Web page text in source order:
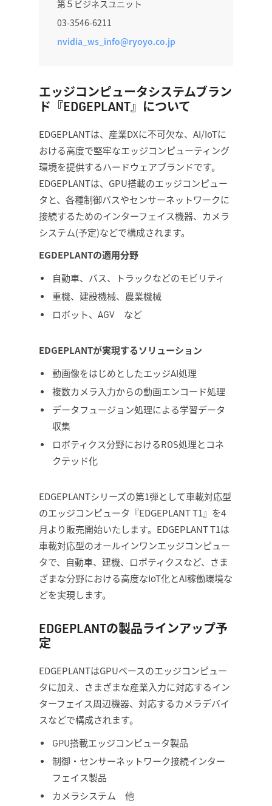
第５ビジネスユニット
03-3546-6211
nvidia_ws_info@ryoyo.co.jp
エッジコンピュータシステムブラン
ド『EDGEPLANT』について
EDGEPLANTは、産業DXに不可欠な、AI/IoTに
おける高度で堅牢なエッジコンピューティング
環境を提供するハードウェアブランドです。
EDGEPLANTは、GPU搭載のエッジコンピュー
タと、各種制御バスやセンサーネットワークに
接続するためのインターフェイス機器、カメラ
システム(予定)などで構成されます。
EGDEPLANTの適用分野
自動車、バス、トラックなどのモビリティ
重機、建設機械、農業機械
ロボット、AGV など
EDGEPLANTが実現するソリューション
動画像をはじめとしたエッジAI処理
複数カメラ入力からの動画エンコード処理
データフュージョン処理による学習データ
収集
ロボティクス分野におけるROS処理とコネ
クテッド化
EDGEPLANTシリーズの第1弾として車載対応型
のエッジコンピュータ『EDGEPLANT T1』を4
月より販売開始いたします。EDGEPLANT T1は
車載対応型のオールインワンエッジコンピュー
タで、自動車、建機、ロボティクスなど、さま
ざまな分野における高度なIoT化とAI稼働環境な
どを実現します。
EDGEPLANTの製品ラインアップ予
定
EDGEPLANTはGPUベースのエッジコンピュー
タに加え、さまざまな産業入力に対応するイン
ターフェイス周辺機器、対応するカメラデバイ
スなどで構成されます。
GPU搭載エッジコンピュータ製品
制御・センサーネットワーク接続インター
フェイス製品
カメラシステム 他